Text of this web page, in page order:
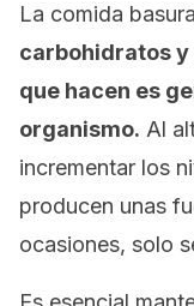
La comida basura
carbohidratos y
que hacen es
organismo. Al
incrementar los
producen unas
ocasiones, solo